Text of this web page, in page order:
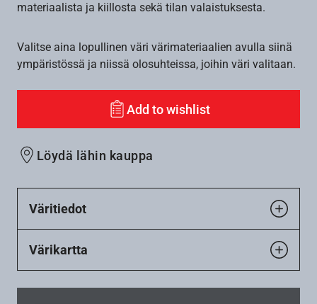
materiaalista ja kiillosta sekä tilan valaistuksesta.
Valitse aina lopullinen väri värimateriaalien avulla siinä
ympäristössä ja niissä olosuhteissa, joihin väri valitaan.
Add to wishlist
Löydä lähin kauppa
Väritiedot
Värikartta